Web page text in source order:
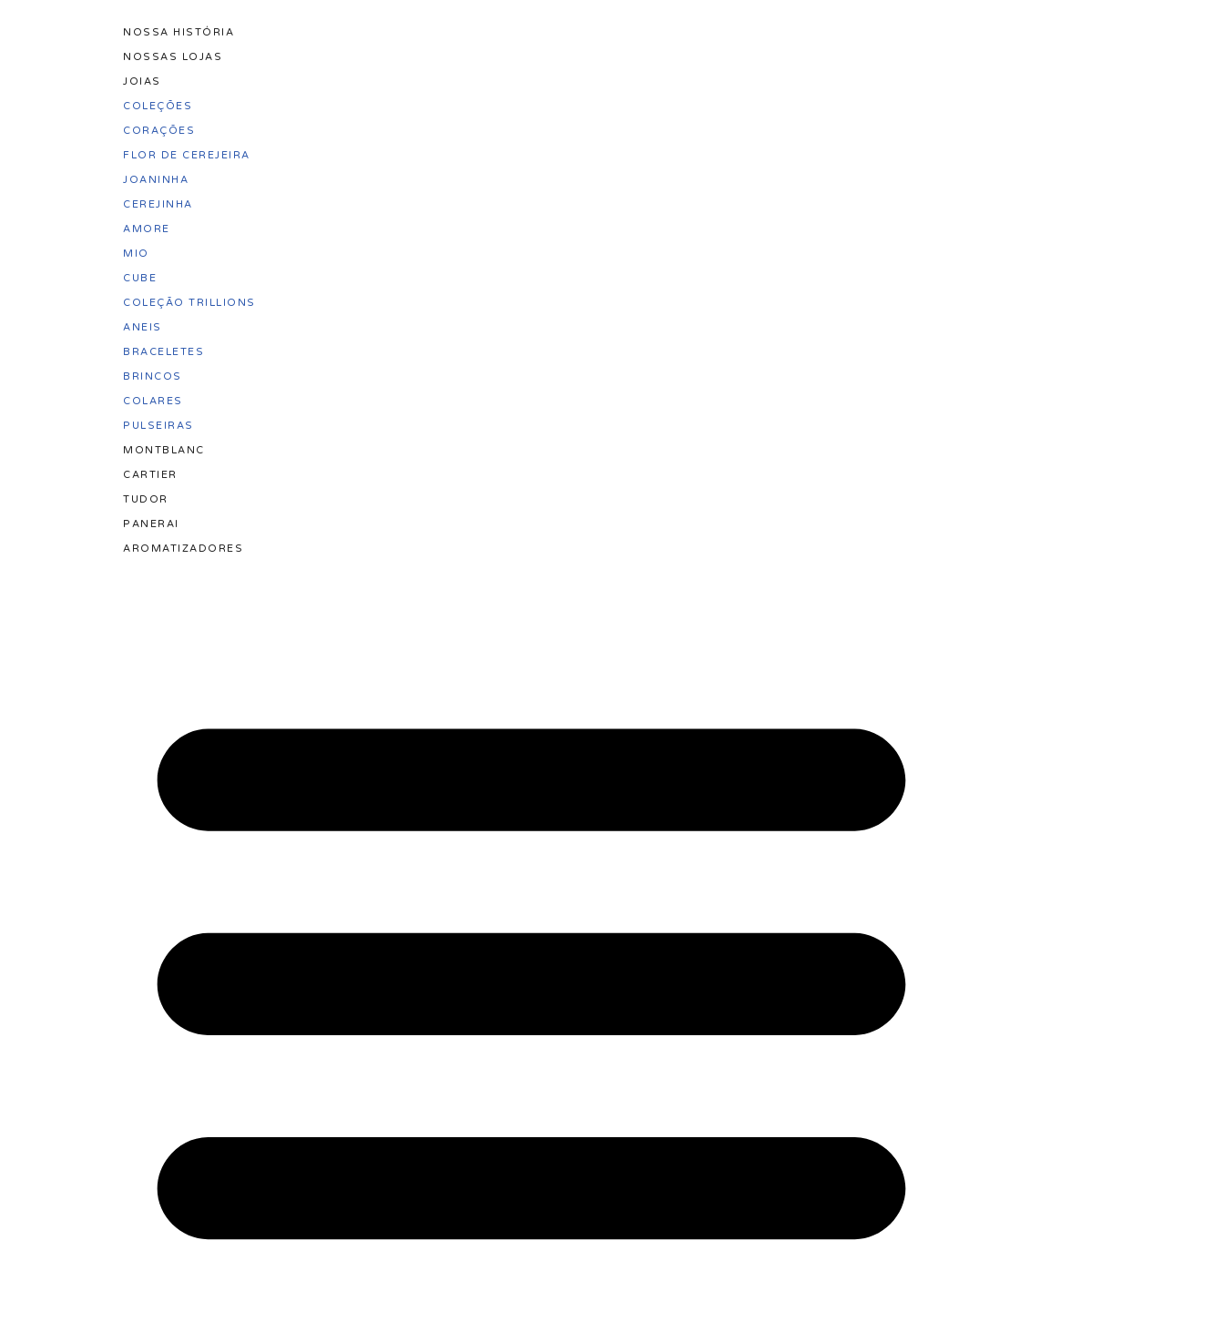
NOSSA HISTÓRIA
NOSSAS LOJAS
JOIAS
COLEÇÕES
CORAÇÕES
FLOR DE CEREJEIRA
JOANINHA
CEREJINHA
AMORE
MIO
CUBE
COLEÇÃO TRILLIONS
ANEIS
BRACELETES
BRINCOS
COLARES
PULSEIRAS
MONTBLANC
CARTIER
TUDOR
PANERAI
AROMATIZADORES